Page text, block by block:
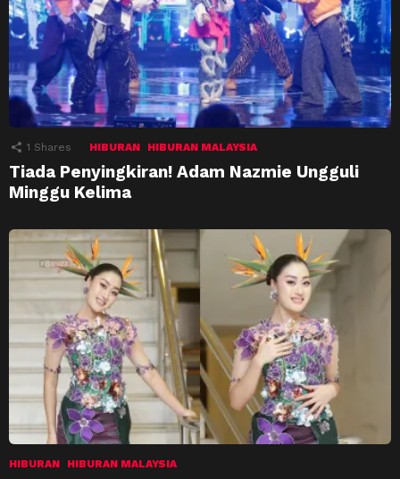
1 Shares HIBURAN HIBURAN MALAYSIA
Tiada Penyingkiran! Adam Nazmie Ungguli
Minggu Kelima
HIBURAN HIBURAN MALAYSIA